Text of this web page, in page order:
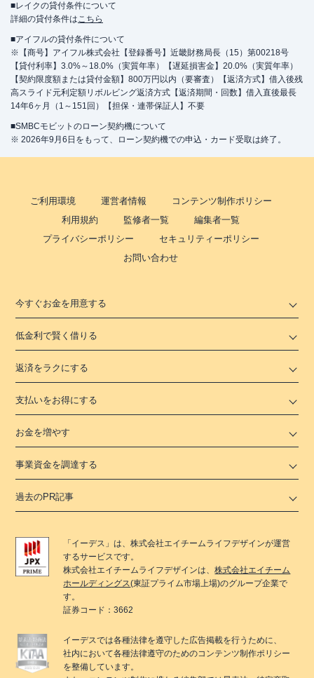
■レイクの貸付条件について
詳細の貸付条件はこちら
■アイフルの貸付条件について
※【商号】アイフル株式会社【登録番号】近畿財務局長（15）第00218号
【貸付利率】3.0%～18.0%（実質年率）【遅延損害金】20.0%（実質年率）
【契約限度額または貸付金額】800万円以内（要審査）【返済方式】借入後残
高スライド元利定額リボルビング返済方式【返済期間・回数】借入直後最長
14年6ヶ月（1～151回）【担保・連帯保証人】不要
■SMBCモビットのローン契約機について
※ 2026年9月6日をもって、ローン契約機での申込・カード受取は終了。
ご利用環境 運営者情報
コンテンツ制作ポリシー
利用規約
監修者一覧
編集者一覧
プライバシーポリシー
セキュリティーポリシー
お問い合わせ
今すぐお金を用意する
低金利で賢く借りる
返済をラクにする
支払いをお得にする
お金を増やす
事業資金を調達する
過去のPR記事
「 イーデス 」は、株式会社エイチームライフデザインが運営
するサービスです。
株式会社エイチームライフデザインは、株式会社エイチーム
ホールディングス(東証プライム市場上場)のグループ企業で
す。
証券コード：3662
イーデスでは各種法律を遵守した広告掲載を行うために、
社内において各種法律遵守のためのコンテンツ制作ポリシー
を整備しています。